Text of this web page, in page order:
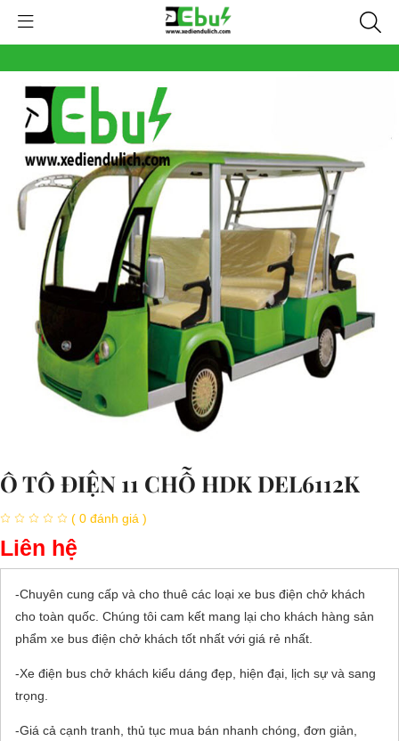
Ô TÔ ĐIỆN 11 CHỖ HDK DEL6112K
( 0 đánh giá )
Liên hệ
-Chuyên cung cấp và cho thuê các loại xe bus điện chở khách
cho toàn quốc. Chúng tôi cam kết mang lại cho khách hàng sản
phẩm xe bus điện chở khách tốt nhất với giá rẻ nhất.
-Xe điện bus chở khách kiểu dáng đẹp, hiện đại, lịch sự và sang
trọng.
-Giá cả cạnh tranh, thủ tục mua bán nhanh chóng, đơn giản,